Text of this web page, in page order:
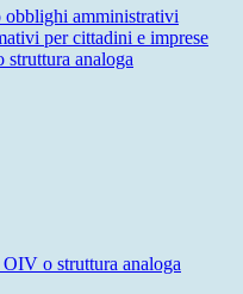
obblighi amministrativi
per cittadini e imprese
analoga
o struttura analoga